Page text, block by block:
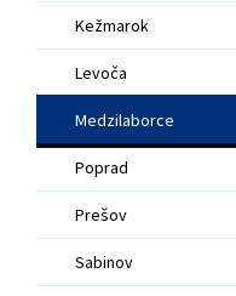
Kežmarok
Levoča
Medzilaborce
Poprad
Prešov
Sabinov